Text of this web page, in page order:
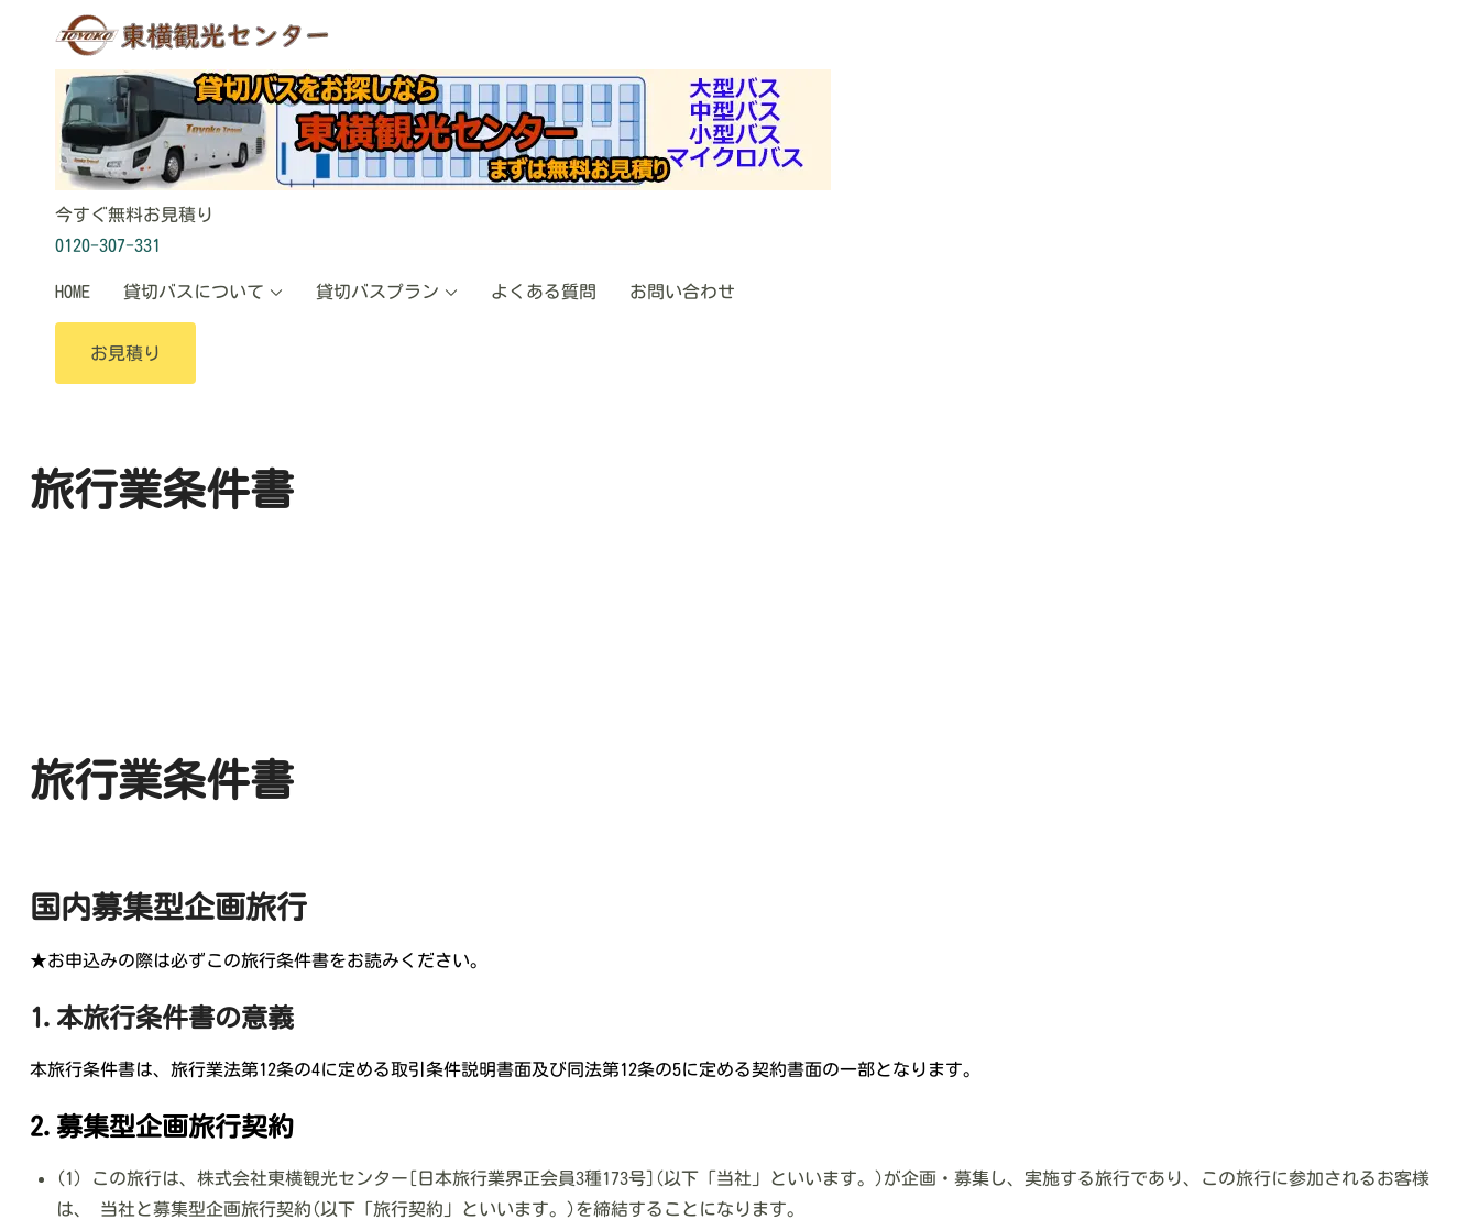
今すぐ無料お見積り
0120-307-331
HOME 貸切バスについて 貸切バスプラン よくある質問 お問い合わせ
お見積り
旅行業条件書
旅行業条件書
国内募集型企画旅行
★お申込みの際は必ずこの旅行条件書をお読みください。
1.本旅行条件書の意義
本旅行条件書は、旅行業法第12条の4に定める取引条件説明書面及び同法第12条の5に定める契約書面の一部となります。
2.募集型企画旅行契約
(1) この旅行は、株式会社東横観光センター[日本旅行業界正会員3種173号](以下「当社」といいます。)が企画・募集し、実施する旅行であり、この旅行に参加されるお客様
は、 当社と募集型企画旅行契約(以下「旅行契約」といいます。)を締結することになります。